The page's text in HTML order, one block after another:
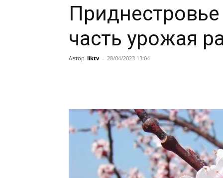
часть урожая
Автор liktv - 28/04/2023 13:04